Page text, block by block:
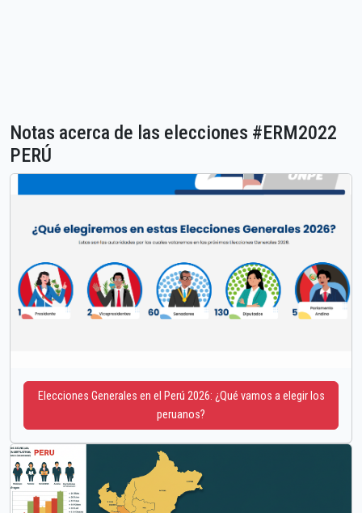
Notas acerca de las elecciones #ERM2022
PERÚ
Elecciones Generales en el Perú 2026: ¿Qué vamos a elegir los
peruanos?